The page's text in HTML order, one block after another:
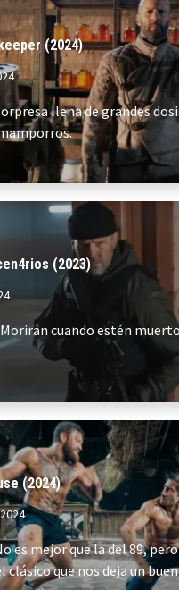
(2024)
llena de grandes
(2023)
cuando estén
(2024)
es mejor que la del 89,
clásico que nos deja un